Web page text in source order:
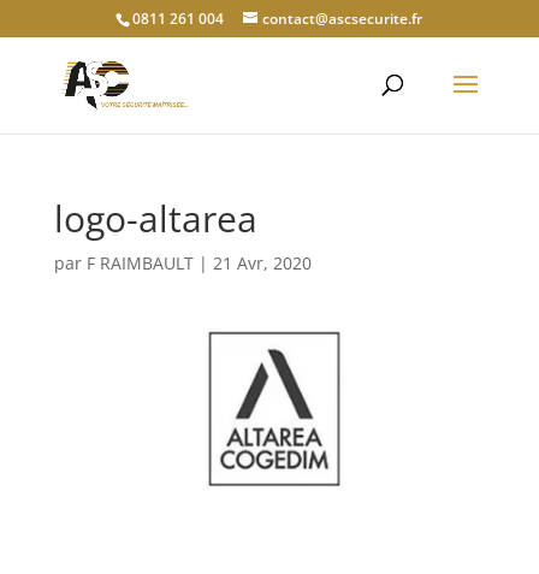
0811 261 004 contact@ascsecurite.fr
logo-altarea
par F RAIMBAULT| 21 Avr, 2020